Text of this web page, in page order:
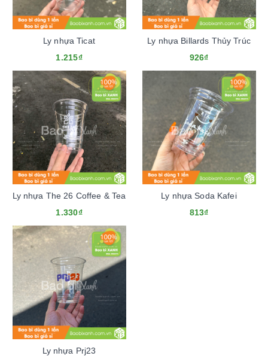
Ly nhựa Ticat
1.215₫
Ly nhựa Billards Thủy Trúc
926₫
Ly nhựa The 26 Coffee & Tea
1.330₫
Ly nhựa Soda Kafei
813₫
Ly nhựa Prj23